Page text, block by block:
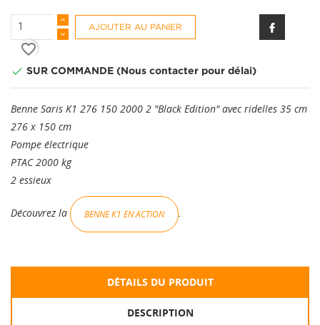
AJOUTER AU PANIER
favorite_border
 SUR COMMANDE (Nous contacter pour délai)
Benne Saris K1 276 150 2000 2 "Black Edition" avec ridelles 35 cm
276 x 150 cm
Pompe électrique
PTAC 2000 kg
2 essieux
Découvrez la BENNE K1 EN ACTION .
DÉTAILS DU PRODUIT
DESCRIPTION